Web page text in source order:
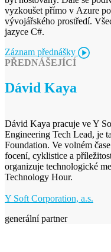
vyzkoušet přímo v Azure
vývojářského prostředí.
jazyce C#.
Záznam přednášky
PŘEDNÁŠEJÍCÍ
Dávid Kaya
Dávid Kaya pracuje ve Y
Engineering Tech Lead, je
Foundation. Ve volném
focení, cyklistice a
organizuje technologické
Technology Hour.
Y Soft Corporation, a.s.
generální partner